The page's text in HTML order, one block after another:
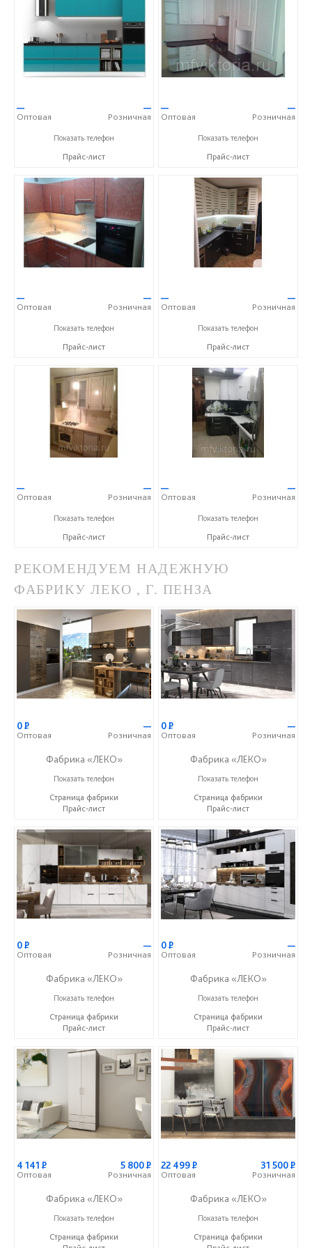
—
Оптовая
—
Розничная
+7 (905) 139-00-34
Показать телефон
Прайс-лист
—
Оптовая
—
Розничная
+7 (905) 139-00-34
Показать телефон
Прайс-лист
—
Оптовая
—
Розничная
+7 (905) 139-00-34
Показать телефон
Прайс-лист
—
Оптовая
—
Розничная
+7 (905) 139-00-34
Показать телефон
Прайс-лист
—
Оптовая
—
Розничная
+7 (905) 139-00-34
Показать телефон
Прайс-лист
—
Оптовая
—
Розничная
+7 (905) 139-00-34
Показать телефон
Прайс-лист
РЕКОМЕНДУЕМ НАДЕЖНУЮ
ФАБРИКУ ЛЕКО , Г. ПЕНЗА
0Р
Оптовая
—
Розничная
Фабрика «ЛЕКО»
+7 (800) 222-93-90
Показать телефон
Страница фабрики
Прайс-лист
0Р
Оптовая
—
Розничная
Фабрика «ЛЕКО»
+7 (800) 222-93-90
Показать телефон
Страница фабрики
Прайс-лист
0Р
Оптовая
—
Розничная
Фабрика «ЛЕКО»
+7 (800) 222-93-90
Показать телефон
Страница фабрики
Прайс-лист
0Р
Оптовая
—
Розничная
Фабрика «ЛЕКО»
+7 (800) 222-93-90
Показать телефон
Страница фабрики
Прайс-лист
4 141 Р
Оптовая
5 800Р
Розничная
Фабрика «ЛЕКО»
+7 (800) 222-93-90
Показать телефон
Страница фабрики
22 499Р
Оптовая
31 500Р
Розничная
Фабрика «ЛЕКО»
+7 (800) 222-93-90
Показать телефон
Страница фабрики